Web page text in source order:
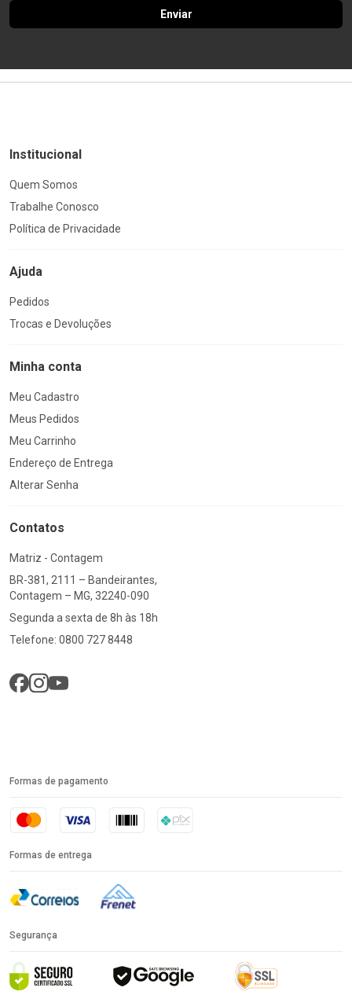
Enviar
Institucional
Quem Somos
Trabalhe Conosco
Política de Privacidade
Ajuda
Pedidos
Trocas e Devoluções
Minha conta
Meu Cadastro
Meus Pedidos
Meu Carrinho
Endereço de Entrega
Alterar Senha
Contatos
Matriz - Contagem
BR-381, 2111 – Bandeirantes,
Contagem – MG, 32240-090
Segunda a sexta de 8h às 18h
Telefone: 0800 727 8448
Formas de pagamento
Formas de entrega
Segurança